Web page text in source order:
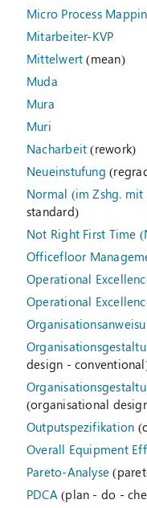
Micro Process
Mitarbeiter-KVP
Mittelwert (mean)
Muda
Mura
Muri
Nacharbeit (rework)
Neueinstufung
Normal (im Zshg. mit
standard)
Not Right First Time
Officefloor
Operational
Operational
design -
(organisational
Outputspezifikation
Overall Equipment
Pareto-Analyse
PDCA(plan - do -